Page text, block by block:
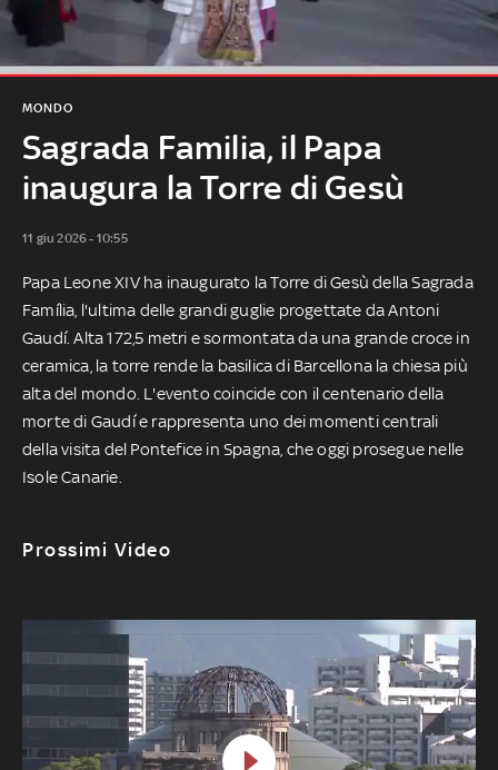
Sagrada Familia, il Papa
inaugura la Torre di Gesù
MONDO
11 giu 2026 - 10:55
Papa Leone XIV ha inaugurato la Torre di Gesù della Sagrada
Família, l'ultima delle grandi guglie progettate da Antoni
Gaudí. Alta 172,5 metri e sormontata da una grande croce in
ceramica, la torre rende la basilica di Barcellona la chiesa più
alta del mondo. L'evento coincide con il centenario della
morte di Gaudí e rappresenta uno dei momenti centrali
della visita del Pontefice in Spagna, che oggi prosegue nelle
Isole Canarie.
Prossimi Video